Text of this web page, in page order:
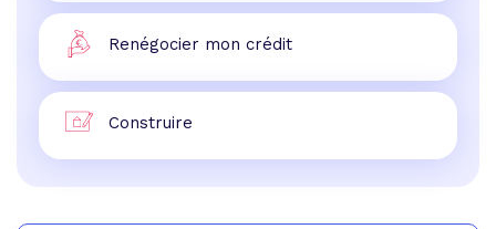
Renégocier mon crédit
Construire